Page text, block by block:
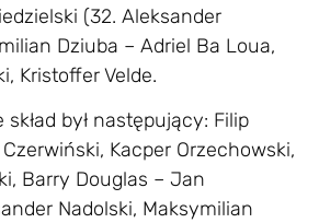
(32. Aleksander
Dziuba – Adriel Ba Loua,
Kristoffer Velde.
skład był następujący: Filip
Kacper Orzechowski,
Barry Douglas – Jan
Nadolski, Maksymilian